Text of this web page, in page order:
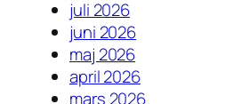
juli 2026
juni 2026
maj 2026
april 2026
mars 2026